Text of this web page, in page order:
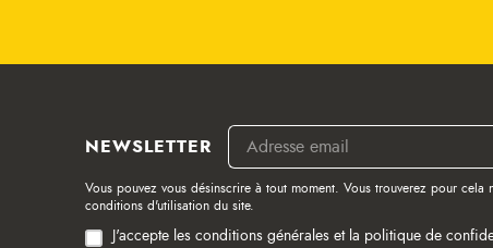
NEWSLETTER
Vous pouvez vous désinscrire à tout moment. Vous trouverez pour cela
conditions d'utilisation du site.
J'accepte les conditions générales et la politique de